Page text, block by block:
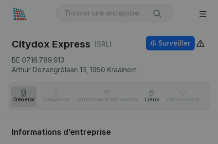
Citydox Express (SRL)
BE 0716.789.913
Arthur Dezangrélaan 13, 1950 Kraainem
Surveiller
Général Dirigeants Structure d'entreprise Lieux Chronologie
Informations d’entreprise